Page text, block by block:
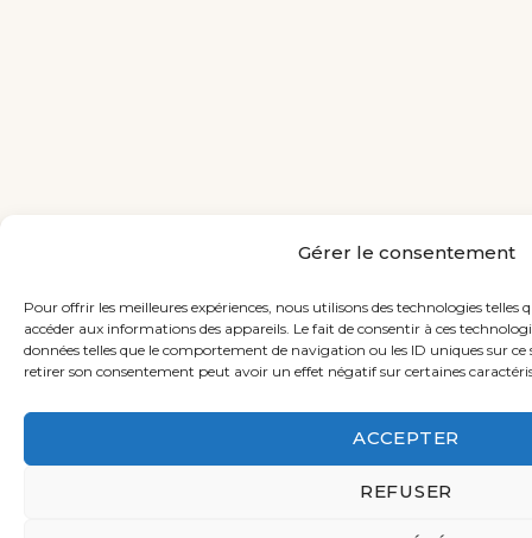
Gérer le consentement
Pour offrir les meilleures expériences, nous utilisons des technologies telles
accéder aux informations des appareils. Le fait de consentir à ces
données telles que le comportement de navigation ou les ID uniques sur ce
retirer son consentement peut avoir un effet négatif sur certaines
ACCEPTER
REFUSER